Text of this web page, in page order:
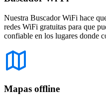
Nuestra Buscador WiFi hace
redes WiFi gratuitas para que
confiable en los lugares donde
Mapas offline